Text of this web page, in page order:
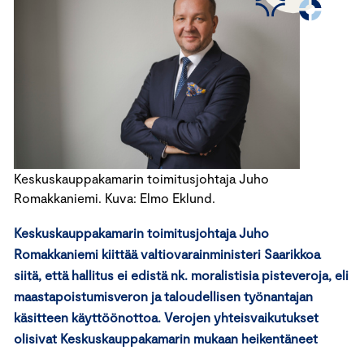
Keskuskauppakamarin toimitusjohtaja Juho
Romakkaniemi. Kuva: Elmo Eklund.
Keskuskauppakamarin toimitusjohtaja Juho
Romakkaniemi kiittää valtiovarainministeri Saarikkoa
siitä, että hallitus ei edistä nk. moralistisia pisteveroja, eli
maastapoistumisveron ja taloudellisen työnantajan
käsitteen käyttöönottoa. Verojen yhteisvaikutukset
olisivat Keskuskauppakamarin mukaan heikentäneet